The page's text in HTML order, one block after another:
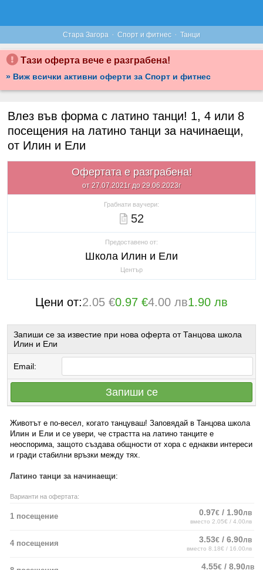
Стара Загора · Спорт и фитнес · Танци
Тази оферта вече е разграбена!
» Виж всички активни оферти за Спорт и фитнес
Влез във форма с латино танци! 1, 4 или 8
посещения на латино танци за начинаещи,
от Илин и Ели
Офертата е разграбена!
от 27.07.2021г до 29.06.2023г
Грабнати ваучери:
52
Предоставено от:
Школа Илин и Ели
Център
Цени от:2.05 €0.97 €4.00 лв1.90 лв
Запиши се за известие при нова оферта от Танцова школа
Илин и Ели
Email:
Запиши се
Животът е по-весел, когато танцуваш! Заповядай в Танцова школа
Илин и Ели и се увери, че страстта на латино танците е
неоспорима, защото създава общности от хора с еднакви интереси
и гради стабилни връзки между тях.
Латино танци за начинаещи:
Варианти на офертата:
1 посещение 0.97€ / 1.90лв
вместо 2.05€ / 4.00лв
4 посещения 3.53€ / 6.90лв
вместо 8.18€ / 16.00лв
4.55€ / 8.90лв